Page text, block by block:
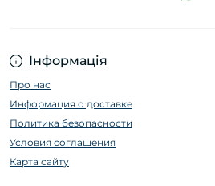
Інформація
Про нас
Информация о доставке
Политика безопасности
Условия соглашения
Карта сайту